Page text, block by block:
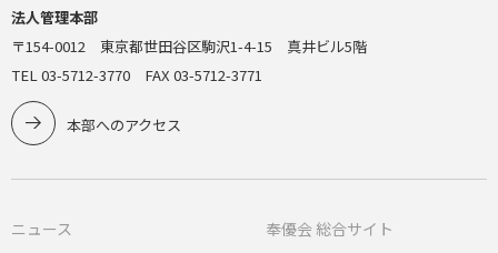
法人管理本部
〒154-0012 東京都世田谷区駒沢1-4-15 真井ビル5階
TEL 03-5712-3770 FAX 03-5712-3771
本部へのアクセス
ニュース
奉優会 総合サイト